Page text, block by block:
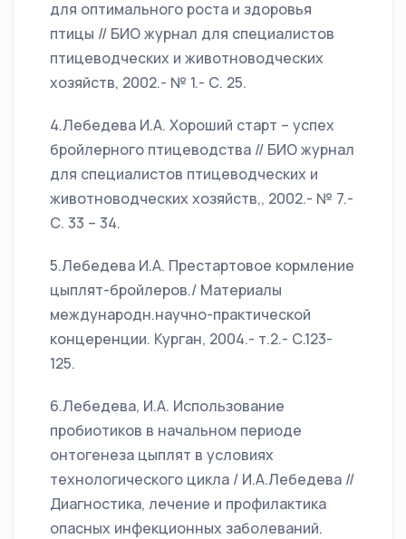
для оптимального роста и здоровья
птицы // БИО журнал для специалистов
птицеводческих и животноводческих
хозяйств, 2002.- № 1.- С. 25.
4.Лебедева И.А. Хороший старт – успех
бройлерного птицеводства // БИО журнал
для специалистов птицеводческих и
животноводческих хозяйств,, 2002.- № 7.-
С. 33 – 34.
5.Лебедева И.А. Престартовое кормление
цыплят-бройлеров./ Материалы
международн.научно-практической
концеренции. Курган, 2004.- т.2.- С.123-
125.
6.Лебедева, И.А. Использование
пробиотиков в начальном периоде
онтогенеза цыплят в условиях
технологического цикла / И.А.Лебедева //
Диагностика, лечение и профилактика
опасных инфекционных заболеваний.